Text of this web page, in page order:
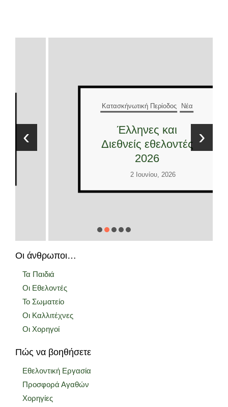
Κατασκήνωτική Περίοδος Νέα
Έλληνες και
Διεθνείς εθελοντές
2 Ιουνίου, 2026
‹ ›
Οι άνθρωποι…
Τα Παιδιά
Οι Εθελοντές
Το Σωματείο
Οι Καλλιτέχνες
Οι Χορηγοί
Πώς να βοηθήσετε
Εθελοντική Εργασία
Προσφορά Αγαθών
Χορηγίες